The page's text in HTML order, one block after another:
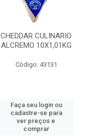
CHEDDAR CULINARIO
ALCREMO 10X1,01KG
Código: 43131
Faça seu login ou
cadastre-se para
ver preços e
comprar